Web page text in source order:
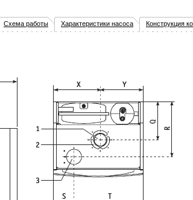
Схема работы Характеристики насоса Конструкция